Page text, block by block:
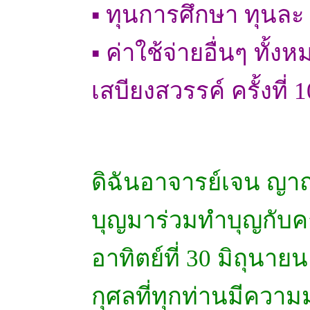
▪ ทุนการศึกษา ทุนล
▪ ค่าใช้จ่ายอื่นๆ ทั้ง
เสบียงสวรรค์ ครั้งที่
ดิฉันอาจารย์เจน ญ
บุญมาร่วมทำบุญกับค
อาทิตย์ที่ 30 มิถุนาย
กุศลที่ทุกท่านมีความ